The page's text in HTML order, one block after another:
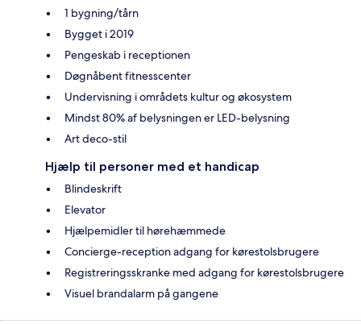
1 bygning/tårn
Bygget i 2019
Pengeskab i receptionen
Døgnåbent fitnesscenter
Undervisning i områdets kultur og økosystem
Mindst 80% af belysningen er LED-belysning
Art deco-stil
Hjælp til personer med et handicap
Blindeskrift
Elevator
Hjælpemidler til hørehæmmede
Concierge-reception adgang for kørestolsbrugere
Registreringsskranke med adgang for kørestolsbrugere
Visuel brandalarm på gangene